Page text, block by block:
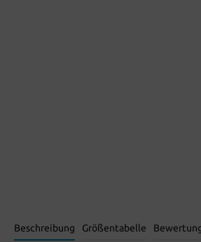
Beschreibung Größentabelle